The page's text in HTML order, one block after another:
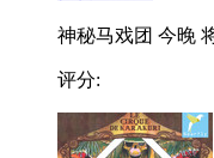
神秘马戏团 今晚
评分: